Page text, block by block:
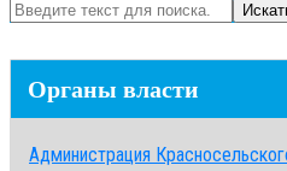
Органы власти
Администрация